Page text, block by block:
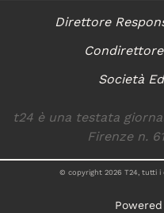
Direttore
Società
t24 è una testata
Firenze n.
© copyright 2026 T24, tutti i